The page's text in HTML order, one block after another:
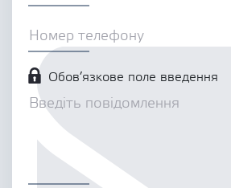
Обов’язкове поле введення